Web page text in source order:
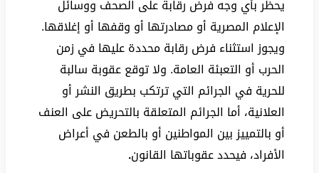
يحظر بأي وجه فرض رقابة على الصحف ووسائل
الإعلام المصرية أو مصادرتها أو وقفها أو إغلاقها.
ويجوز استثناء فرض رقابة محددة عليها في زمن
الحرب أو التعبئة العامة. ولا توقع عقوبة سالبة
للحرية في الجرائم التي ترتكب بطريق النشر أو
العلانية، أما الجرائم المتعلقة بالتحريض على العنف
أو بالتمييز بين المواطنين أو بالطعن في أعراض
الأفراد، فيحدد عقوباتها القانون.